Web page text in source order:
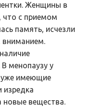
Женщины в
что с приемом
память, исчезли
вниманием.
менопаузу у
уже имеющие
изредка
новые вещества.